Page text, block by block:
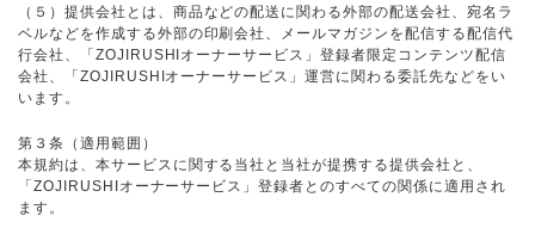
（５）提供会社とは、商品などの配送に関わる外部の配送会社、宛名ラ
ベルなどを作成する外部の印刷会社、メールマガジンを配信する配信代
行会社、「ZOJIRUSHIオーナーサービス」登録者限定コンテンツ配信
会社、「ZOJIRUSHIオーナーサービス」運営に関わる委託先などをい
います。
第３条（適用範囲）
本規約は、本サービスに関する当社と当社が提携する提供会社と、
「ZOJIRUSHIオーナーサービス」登録者とのすべての関係に適用され
ます。